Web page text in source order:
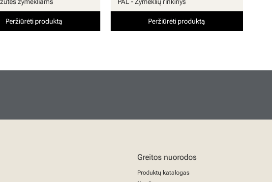
Peržiūrėti produktą Peržiūrėti produktą
Greitos nuorodos
Produktų katalogas